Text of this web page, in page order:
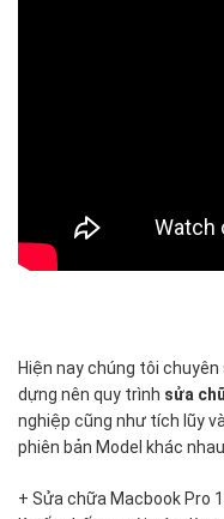
hoàn
toàn
yên
tâm
khi
sử
Hiện nay chúng tôi
dựng nên quy trình sửa
nghiệp cũng như tích lũy
phiên bản Model khác
+ Sửa chữa Macbook Pro